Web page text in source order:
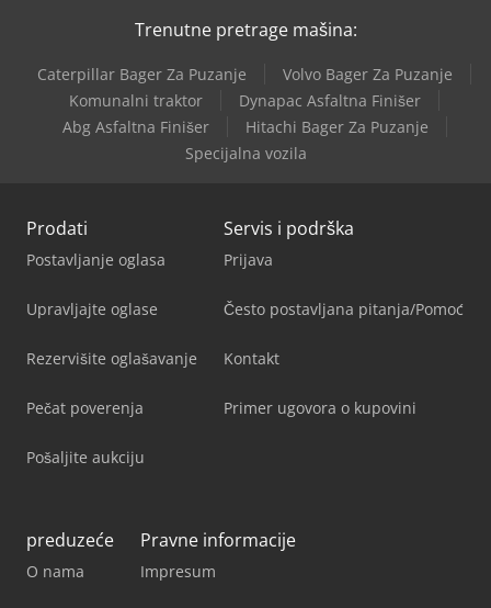
Trenutne pretrage mašina:
Caterpillar Bager Za Puzanje
Volvo Bager Za Puzanje
Komunalni traktor
Dynapac Asfaltna Finišer
Abg Asfaltna Finišer
Hitachi Bager Za Puzanje
Specijalna vozila
Prodati
Postavljanje oglasa
Upravljajte oglase
Rezervišite oglašavanje
Pečat poverenja
Pošaljite aukciju
Servis i podrška
Prijava
Često postavljana pitanja/Pomoć
Kontakt
Primer ugovora o kupovini
preduzeće
O nama
Pravne informacije
Impresum